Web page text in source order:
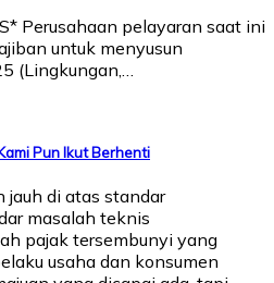
Perusahaan pelayaran saat ini
untuk menyusun
(Lingkungan,…
Pun Ikut Berhenti
di atas standar
masalah teknis
pajak tersembunyi yang
usaha dan konsumen